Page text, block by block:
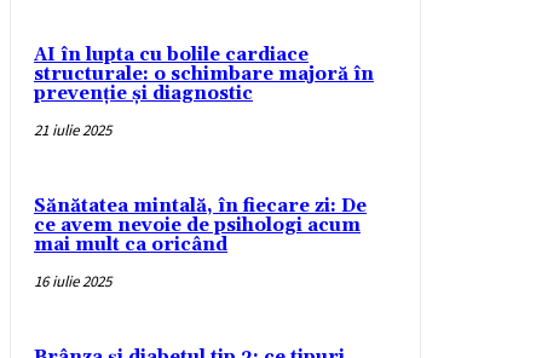
AI în lupta cu bolile cardiace
structurale: o schimbare majoră în
prevenție și diagnostic
21 iulie 2025
Sănătatea mintală, în fiecare zi: De
ce avem nevoie de psihologi acum
mai mult ca oricând
16 iulie 2025